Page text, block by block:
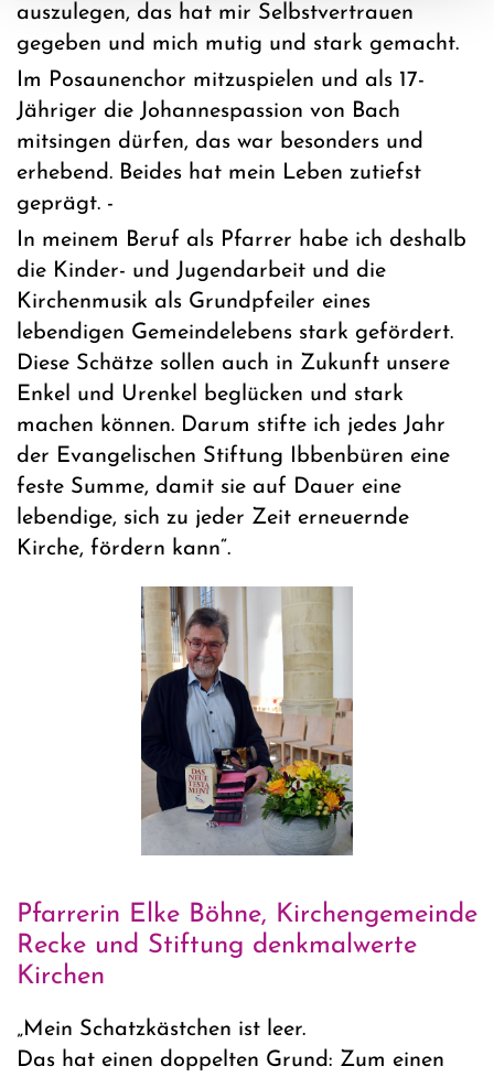
auszulegen, das hat mir Selbstvertrauen
gegeben und mich mutig und stark gemacht.
Im Posaunenchor mitzuspielen und als 17-
Jähriger die Johannespassion von Bach
mitsingen dürfen, das war besonders und
erhebend. Beides hat mein Leben zutiefst
geprägt. -
In meinem Beruf als Pfarrer habe ich deshalb
die Kinder- und Jugendarbeit und die
Kirchenmusik als Grundpfeiler eines
lebendigen Gemeindelebens stark gefördert.
Diese Schätze sollen auch in Zukunft unsere
Enkel und Urenkel beglücken und stark
machen können. Darum stifte ich jedes Jahr
der Evangelischen Stiftung Ibbenbüren eine
feste Summe, damit sie auf Dauer eine
lebendige, sich zu jeder Zeit erneuernde
Kirche, fördern kann“.
Pfarrerin Elke Böhne, Kirchengemeinde
Recke und Stiftung denkmalwerte
Kirchen
„Mein Schatzkästchen ist leer.
Das hat einen doppelten Grund: Zum einen